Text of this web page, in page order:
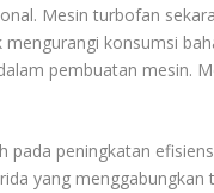
Mesin turbofan
konsumsi
pembuatan mesin.
peningkatan
yang